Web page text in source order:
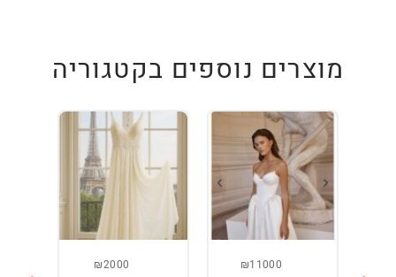
מוצרים נוספים בקטגוריה
₪11000
₪2000